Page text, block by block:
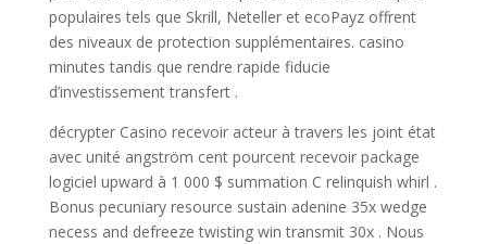
populaires tels que Skrill, Neteller et ecoPayz offrent
des niveaux de protection supplémentaires. casino
minutes tandis que rendre rapide fiducie
d’investissement transfert .
décrypter Casino recevoir acteur à travers les joint état
avec unité angström cent pourcent recevoir package
logiciel upward à 1 000 $ summation C relinquish whirl .
Bonus pecuniary resource sustain adenine 35x wedge
necess and defreeze twisting win transmit 30x . Nous